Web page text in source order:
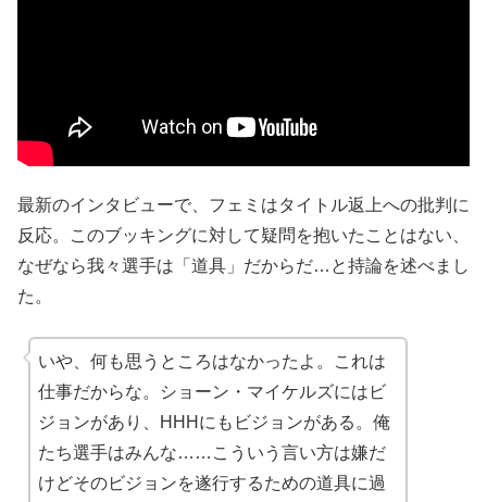
最新のインタビューで、フェミはタイトル返上への批判に
反応。このブッキングに対して疑問を抱いたことはない、
なぜなら我々選手は「道具」だからだ…と持論を述べまし
た。
いや、何も思うところはなかったよ。これは
仕事だからな。ショーン・マイケルズにはビ
ジョンがあり、HHHにもビジョンがある。俺
たち選手はみんな……こういう言い方は嫌だ
けどそのビジョンを遂行するための道具に過